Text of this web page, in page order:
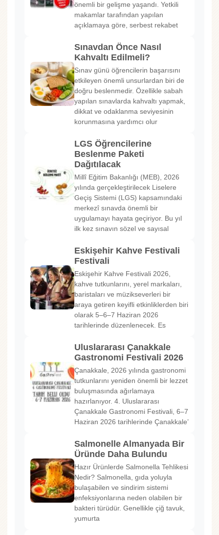
önemli bir gelişme yaşandı. Yetkili
makamlar tarafından yapılan
açıklamaya göre, serbest rekabet
Sınavdan Önce Nasıl
Kahvaltı Edilmeli?
Sınav günü öğrencilerin başarısını
etkileyen önemli unsurlardan biri de
doğru beslenmedir. Özellikle sabah
yapılan sınavlarda kahvaltı yapmak,
dikkat ve odaklanma seviyesinin
korunmasına yardımcı olur
LGS Öğrencilerine
Beslenme Paketi
Dağıtılacak
Millî Eğitim Bakanlığı (MEB), 2026
yılında gerçekleştirilecek Liselere
Geçiş Sistemi (LGS) kapsamındaki
merkezî sınavda önemli bir
uygulamayı hayata geçiriyor. Bu yıl
ilk kez sınavın sözel ve sayısal
Eskişehir Kahve Festivali
Festivali
Eskişehir Kahve Festivali 2026,
kahve tutkunlarını, yerel markaları,
baristaları ve müzikseverleri bir
araya getiren keyifli etkinliklerden biri
olarak 5–6–7 Haziran 2026
tarihlerinde düzenlenecek. Es
Uluslararası Çanakkale
Gastronomi Festivali 2026
Çanakkale, 2026 yılında gastronomi
tutkunlarını yeniden önemli bir lezzet
buluşmasında ağırlamaya
hazırlanıyor. 4. Uluslararası
Çanakkale Gastronomi Festivali, 6–7
Haziran 2026 tarihlerinde Çanakkale’
Salmonelle Almanyada Bir
Üründe Daha Bulundu
Hazır Ürünlerde Salmonella Tehlikesi
Nedir? Salmonella, gıda yoluyla
bulaşabilen ve sindirim sistemi
enfeksiyonlarına neden olabilen bir
bakteri türüdür. Genellikle çiğ tavuk,
yumurta